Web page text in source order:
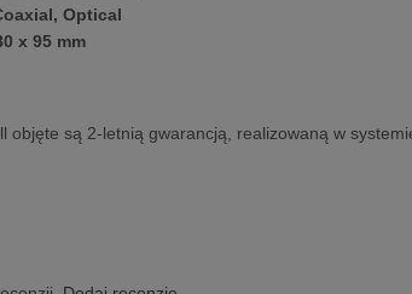
Optical
x 95 mm
objęte są 2-letnią gwarancją, realizowaną w